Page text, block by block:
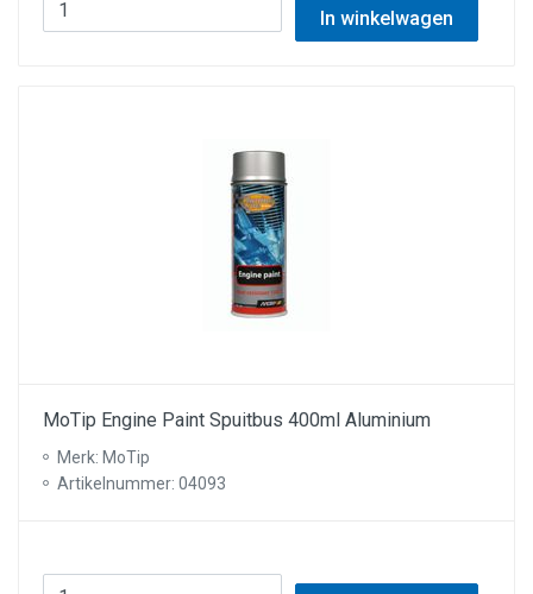
In winkelwagen
MoTip Engine Paint Spuitbus 400ml Aluminium
Merk: MoTip
Artikelnummer: 04093